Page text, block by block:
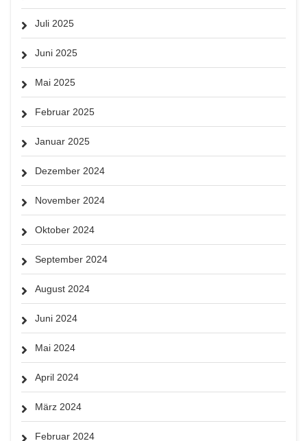
Juli 2025
Juni 2025
Mai 2025
Februar 2025
Januar 2025
Dezember 2024
November 2024
Oktober 2024
September 2024
August 2024
Juni 2024
Mai 2024
April 2024
März 2024
Februar 2024